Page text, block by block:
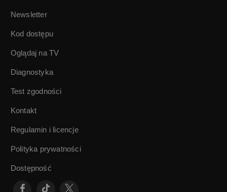
Szkocji| Kronika
PAT 1938
Newsletter
Kod dostępu
Oglądaj na TV
Diagnostyka
Test zgodności
Kontakt
Regulamin i licencje
Polityka prywatności
Dostępność